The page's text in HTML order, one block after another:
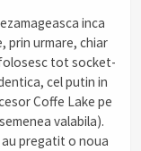
inca
prin urmare, chiar
tot socket-
cel putin in
Coffe Lake pe
valabila).
pregatit o noua